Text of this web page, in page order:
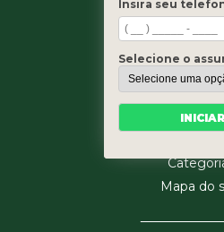
Home
Quem
Blog
Mapa do
Insira seu
Selecione o